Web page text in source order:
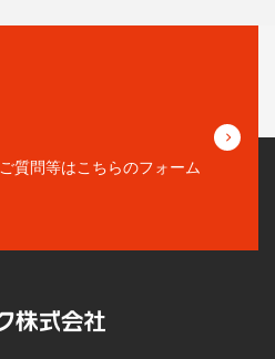
質問等はこちらのフォーム